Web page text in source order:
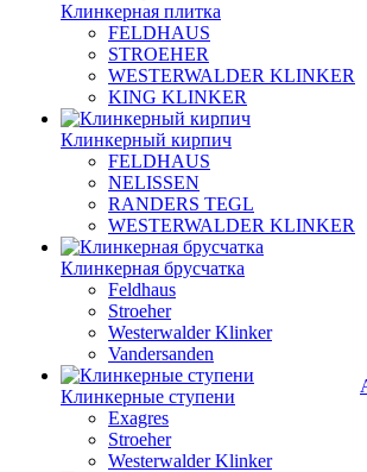
Клинкерная плитка
FELDHAUS
STROEHER
WESTERWALDER KLINKER
KING KLINKER
Клинкерный кирпич
FELDHAUS
NELISSEN
RANDERS TEGL
WESTERWALDER KLINKER
Клинкерная брусчатка
Feldhaus
Stroeher
Westerwalder Klinker
Vandersanden
Клинкерные ступени
Exagres
Stroeher
Westerwalder Klinker